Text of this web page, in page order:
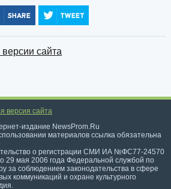
сайта
версия сайта
издание NewsProm.Ru
материалов ссылка обязательна
о регистрации СМИ ИА №ФС77-24570
29 мая 2006 года Федеральной службой по
за соблюдением законодательства в сфере
коммуникаций и охране культурного